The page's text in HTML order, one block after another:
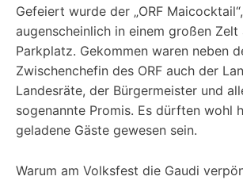
Gefeiert wurde der „ORF Maicocktail“,
augenscheinlich in einem großen Zelt
Parkplatz. Gekommen waren neben
Zwischenchefin des ORF auch der
Landesräte, der Bürgermeister und
sogenannte Promis. Es dürften wohl
geladene Gäste gewesen sein.
Warum am Volksfest die Gaudi